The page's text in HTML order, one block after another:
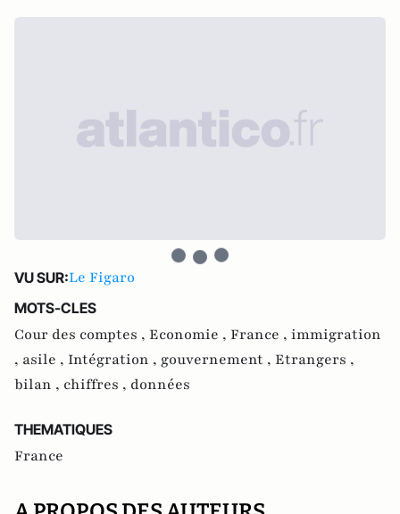
VU SUR:Le Figaro
MOTS-CLES
Cour des comptes , Economie , France , immigration
, asile , Intégration , gouvernement , Etrangers ,
bilan , chiffres , données
THEMATIQUES
France